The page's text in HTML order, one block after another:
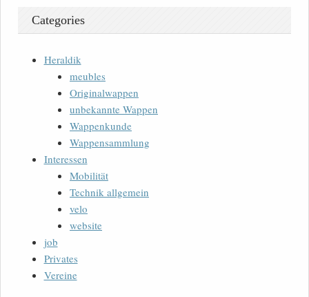
Categories
Heraldik
meubles
Originalwappen
unbekannte Wappen
Wappenkunde
Wappensammlung
Interessen
Mobilität
Technik allgemein
velo
website
job
Privates
Vereine